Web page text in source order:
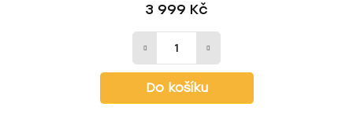
3 999 Kč
Do košíku